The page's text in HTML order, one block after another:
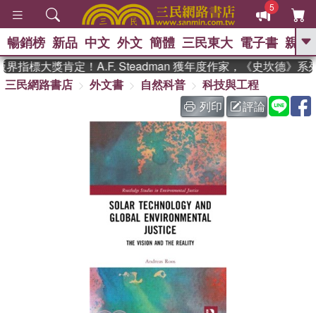
5
GO
熱搜： 東野圭吾 、 高希均教授回憶錄
The Odyssey 、 父親節 、 如果歷
史是一群喵 、 暑期推薦 、 國際布克
獎 臺灣漫遊錄 、 方念華
登輝時代 、 數學女孩：黎曼猜想
偉大的迷走神經
暢銷榜 新品 中文 外文 簡體 三民東大 電子書 親子
指標大獎肯定！A.F. Steadman 獲年度作家，《史坎德》系
三民網路書店
外文書 自然科普
科技與工程
列印
評論